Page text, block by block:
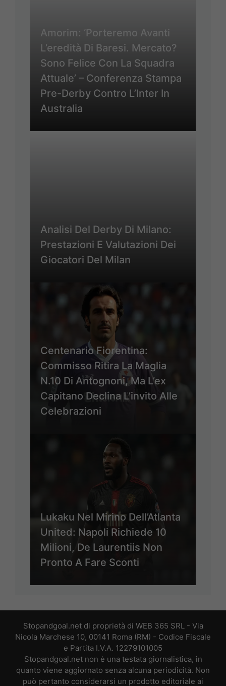
Amorim: ‘Porteremo Avanti
L’eredità Di Baresi. Mercato?
Sono Felice Con La Squadra
Attuale’ – Conferenza Stampa
Pre-Derby Contro L’Inter In
Australia
Analisi Del Derby Di Milano:
Prestazioni E Valutazioni Dei
Giocatori Del Milan
Centenario Fiorentina:
Commisso Ritira La Maglia
N.10 Di Antognoni, Ma L’ex
Capitano Declina L’invito Alle
Celebrazioni
Lukaku Nel Mirino Dell’Atlanta
United: Napoli Richiede 10
Milioni, De Laurentiis Non
Pronto A Fare Sconti
Stopandgoal.net di proprietà di WEB 365 SRL - Via
Nicola Marchese 10, 00141 Roma (RM) - Codice Fiscale
e Partita I.V.A. 12279101005
Stopandgoal.net non è una testata giornalistica, in
quanto viene aggiornato senza alcuna periodicità. Non
può pertanto considerarsi un prodotto editoriale ai